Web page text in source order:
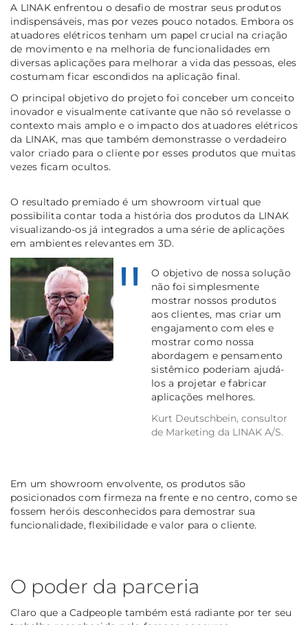
A LINAK enfrentou o desafio de mostrar seus produtos
indispensáveis, mas por vezes pouco notados. Embora os
atuadores elétricos tenham um papel crucial na criação
de movimento e na melhoria de funcionalidades em
diversas aplicações para melhorar a vida das pessoas, eles
costumam ficar escondidos na aplicação final.
O principal objetivo do projeto foi conceber um conceito
inovador e visualmente cativante que não só revelasse o
contexto mais amplo e o impacto dos atuadores elétricos
da LINAK, mas que também demonstrasse o verdadeiro
valor criado para o cliente por esses produtos que muitas
vezes ficam ocultos.
O resultado premiado é um showroom virtual que
possibilita contar toda a história dos produtos da LINAK
visualizando-os já integrados a uma série de aplicações
em ambientes relevantes em 3D.
O objetivo de nossa solução
não foi simplesmente
mostrar nossos produtos
aos clientes, mas criar um
engajamento com eles e
mostrar como nossa
abordagem e pensamento
sistêmico poderiam ajudá-
los a projetar e fabricar
aplicações melhores.
Kurt Deutschbein, consultor
de Marketing da LINAK A/S.
Em um showroom envolvente, os produtos são
posicionados com firmeza na frente e no centro, como se
fossem heróis desconhecidos para demostrar sua
funcionalidade, flexibilidade e valor para o cliente.
O poder da parceria
Claro que a Cadpeople também está radiante por ter seu